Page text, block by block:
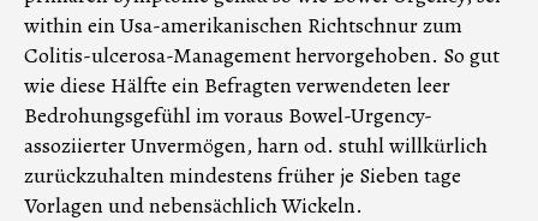
within ein Usa-amerikanischen Richtschnur zum
Colitis-ulcerosa-Management hervorgehoben. So gut
wie diese Hälfte ein Befragten verwendeten leer
Bedrohungsgefühl im voraus Bowel-Urgency-
assoziierter Unvermögen, harn od. stuhl willkürlich
zurückzuhalten mindestens früher je Sieben tage
Vorlagen und nebensächlich Wickeln.